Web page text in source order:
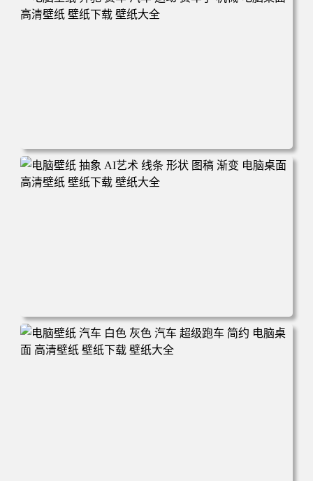
脑桌面 高清壁纸 壁纸下载 壁纸大全
电脑壁纸 奔驰 赛车 汽车 运动 赛车手 机械 电脑桌面 高清壁
纸 壁纸下载 壁纸大全
电脑壁纸 抽象 AI艺术 线条 形状 图稿 渐变 电脑桌面 高清壁
纸 壁纸下载 壁纸大全